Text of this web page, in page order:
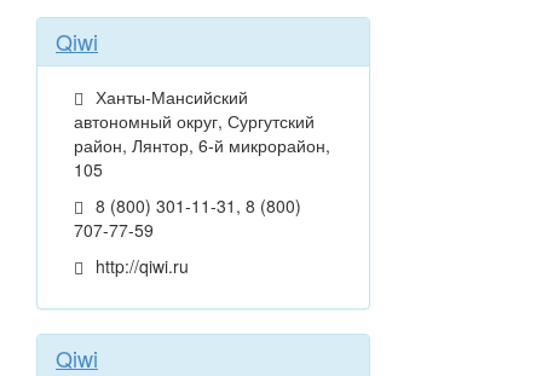
Qiwi
Ханты-Мансийский
автономный округ, Сургутский
район, Лянтор, 6-й микрорайон,
105
8 (800) 301-11-31, 8 (800)
707-77-59
http://qiwi.ru
Qiwi